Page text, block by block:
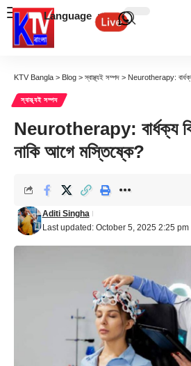
Language
KTV Bangla > Blog > স্বাস্থ্যই সম্পদ > Neurotherapy:
স্বাস্থ্যই সম্পদ
Neurotherapy: বার্ধক্য
নাকি আগে মস্তিষ্কে?
Last updated: October 5, 2025 2:25 pm
Aditi Singha